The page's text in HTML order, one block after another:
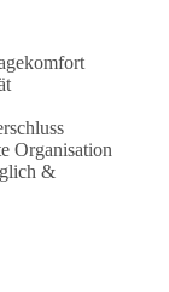
Organisation
&